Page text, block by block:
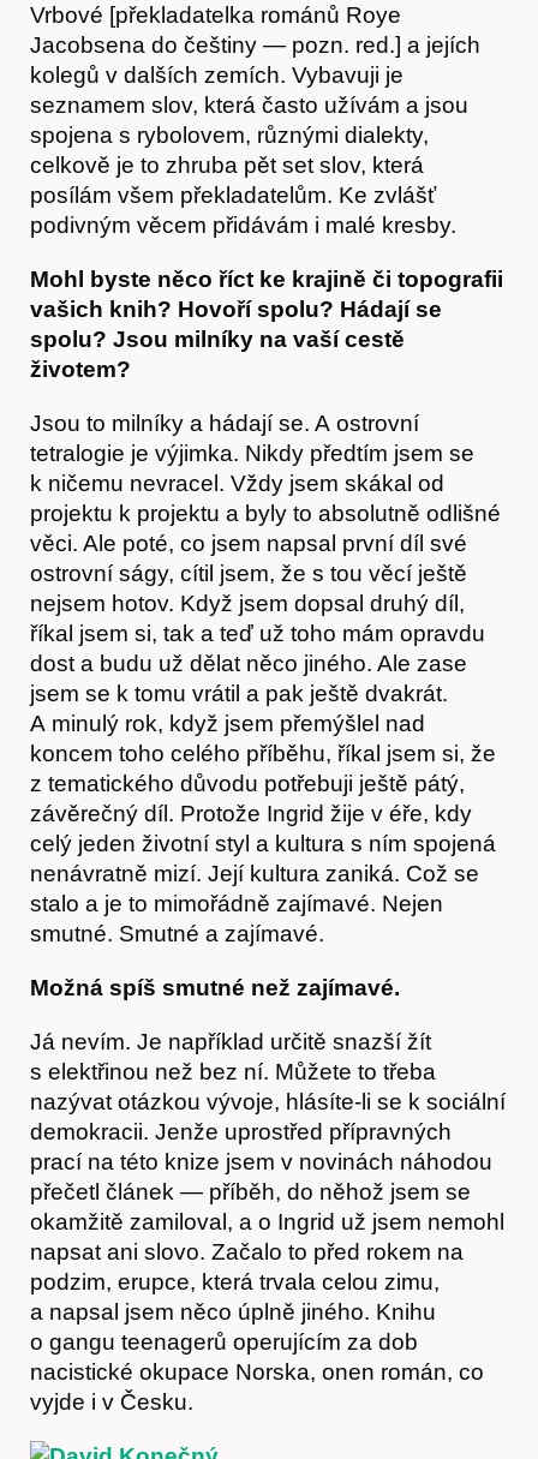
Předplatné
Vrbové [překladatelka románů Roye
Jacobsena do češtiny — pozn. red.] a jejích
kolegů v dalších zemích. Vybavuji je
seznamem slov, která často užívám a jsou
spojena s rybolovem, různými dialekty,
celkově je to zhruba pět set slov, která
posílám všem překladatelům. Ke zvlášť
podivným věcem přidávám i malé kresby.
Mohl byste něco říct ke krajině či topografii
vašich knih? Hovoří spolu? Hádají se
spolu? Jsou milníky na vaší cestě
životem?
Jsou to milníky a hádají se. A ostrovní
tetralogie je výjimka. Nikdy předtím jsem se
k ničemu nevracel. Vždy jsem skákal od
projektu k projektu a byly to absolutně odlišné
věci. Ale poté, co jsem napsal první díl své
ostrovní ságy, cítil jsem, že s tou věcí ještě
nejsem hotov. Když jsem dopsal druhý díl,
říkal jsem si, tak a teď už toho mám opravdu
dost a budu už dělat něco jiného. Ale zase
jsem se k tomu vrátil a pak ještě dvakrát.
A minulý rok, když jsem přemýšlel nad
koncem toho celého příběhu, říkal jsem si, že
z tematického důvodu potřebuji ještě pátý,
závěrečný díl. Protože Ingrid žije v éře, kdy
celý jeden životní styl a kultura s ním spojená
nenávratně mizí. Její kultura zaniká. Což se
stalo a je to mimořádně zajímavé. Nejen
smutné. Smutné a zajímavé.
Možná spíš smutné než zajímavé.
Já nevím. Je například určitě snazší žít
s elektřinou než bez ní. Můžete to třeba
nazývat otázkou vývoje, hlásíte-li se k sociální
demokracii. Jenže uprostřed přípravných
prací na této knize jsem v novinách náhodou
přečetl článek — příběh, do něhož jsem se
okamžitě zamiloval, a o Ingrid už jsem nemohl
napsat ani slovo. Začalo to před rokem na
podzim, erupce, která trvala celou zimu,
a napsal jsem něco úplně jiného. Knihu
o gangu teenagerů operujícím za dob
nacistické okupace Norska, onen román, co
vyjde i v Česku.